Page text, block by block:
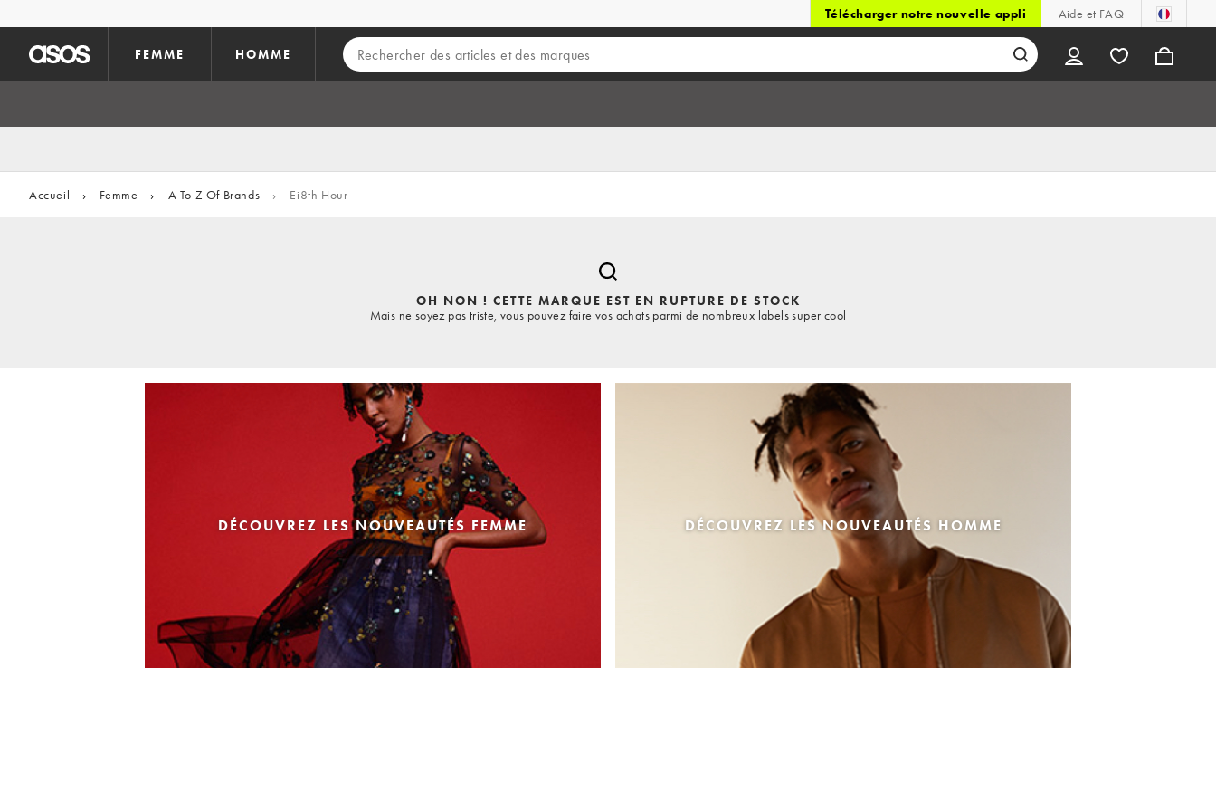
Télécharger notre nouvelle appli Aide et FAQ
FEMME HOMME
Accueil › Femme › A To Z Of Brands › Ei8th Hour
OH NON ! CETTE MARQUE EST EN RUPTURE DE STOCK
Mais ne soyez pas triste, vous pouvez faire vos achats parmi de nombreux labels super cool
DÉCOUVREZ LES NOUVEAUTÉS FEMME DÉCOUVREZ LES NOUVEAUTÉS HOMME